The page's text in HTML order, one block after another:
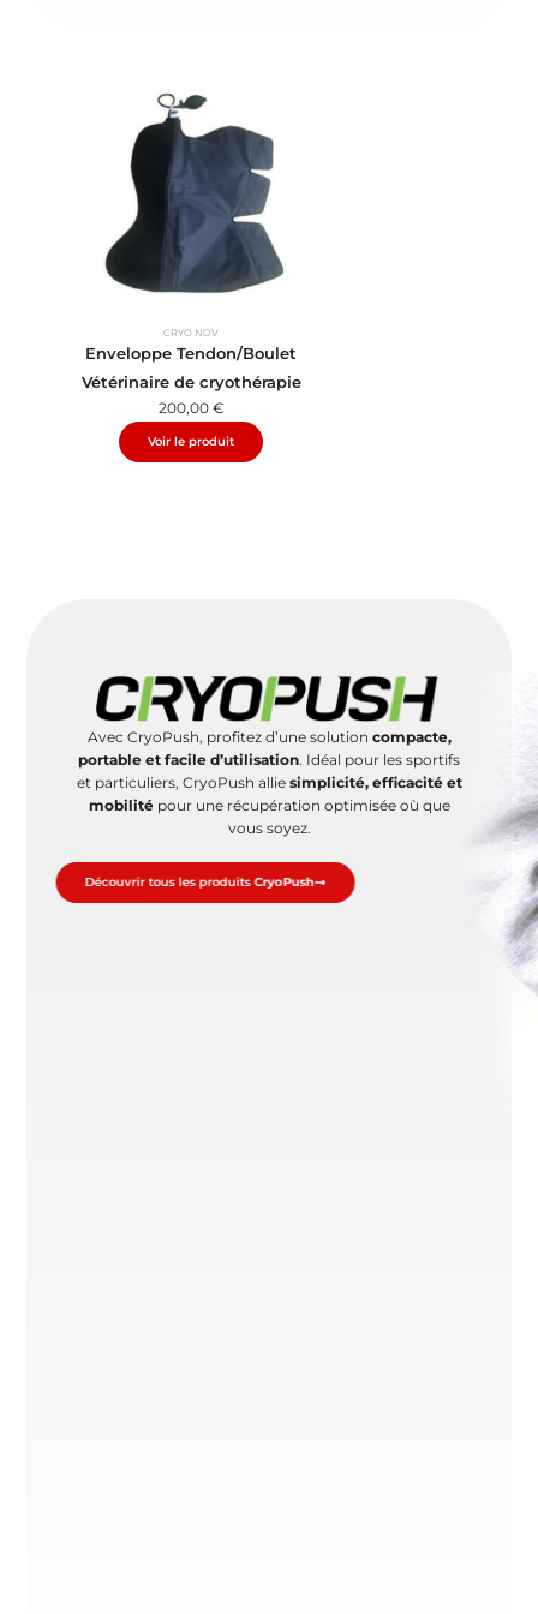
CRYO NOV
Enveloppe Tendon/Boulet
Vétérinaire de cryothérapie
200,00 €
Voir le produit
Avec CryoPush, profitez d’une solution compacte,
portable et facile d’utilisation. Idéal pour les sportifs
et particuliers, CryoPush allie simplicité, efficacité et
mobilitépour une récupération optimisée où que
vous soyez.
Découvrir tous les produitsCryoPush